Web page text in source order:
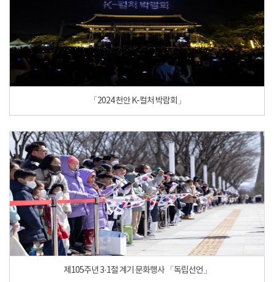
「2024 천안 K-컬처 박람회」
제105주년 3·1절 계기 문화행사 「독립선언」